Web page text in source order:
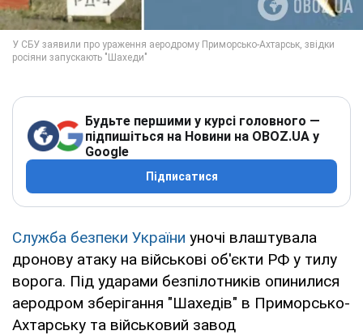
Будьте першими у курсі головного —
підпишіться на Новини на OBOZ.UA у
Google
Підписатися
Служба безпеки України уночі влаштувала
дронову атаку на військові об'єкти РФ у тилу
ворога. Під ударами безпілотників опинилися
аеродром зберігання "Шахедів" в Приморсько-
Ахтарську та військовий завод